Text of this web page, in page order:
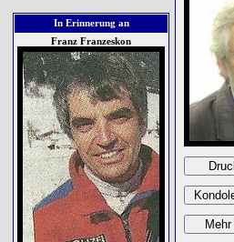
In Erinnerung an
Franz Franzeskon